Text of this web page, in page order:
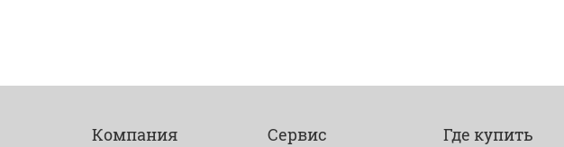
Компания Сервис Где купить